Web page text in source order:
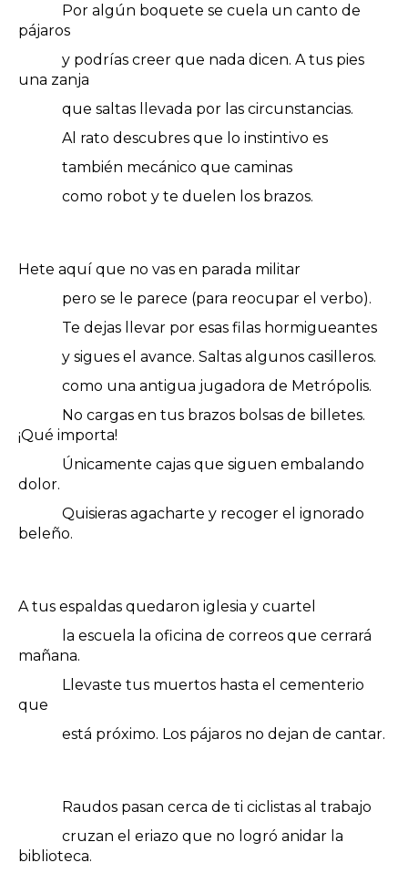
Por algún boquete se cuela un canto de
pájaros
y podrías creer que nada dicen. A tus pies
una zanja
que saltas llevada por las circunstancias.
Al rato descubres que lo instintivo es
también mecánico que caminas
como robot y te duelen los brazos.
Hete aquí que no vas en parada militar
pero se le parece (para reocupar el verbo).
Te dejas llevar por esas filas hormigueantes
y sigues el avance. Saltas algunos casilleros.
como una antigua jugadora de Metrópolis.
No cargas en tus brazos bolsas de billetes.
¡Qué importa!
Únicamente cajas que siguen embalando
dolor.
Quisieras agacharte y recoger el ignorado
beleño.
A tus espaldas quedaron iglesia y cuartel
la escuela la oficina de correos que cerrará
mañana.
Llevaste tus muertos hasta el cementerio
que
está próximo. Los pájaros no dejan de cantar.
Raudos pasan cerca de ti ciclistas al trabajo
cruzan el eriazo que no logró anidar la
biblioteca.